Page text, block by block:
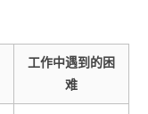
工作中遇到的困
难